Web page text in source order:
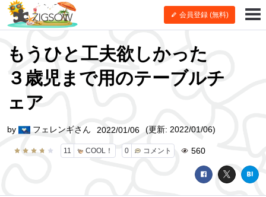
会員登録 (無料)
もうひと工夫欲しかった
３歳児まで用のテーブルチ
ェア
11 COOL！ 0 コメント 560
by フェレンギさん 2022/01/06 (更新: 2022/01/06)